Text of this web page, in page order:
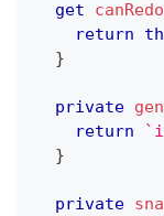
get canRedo
return
}
private
return
`
}
private